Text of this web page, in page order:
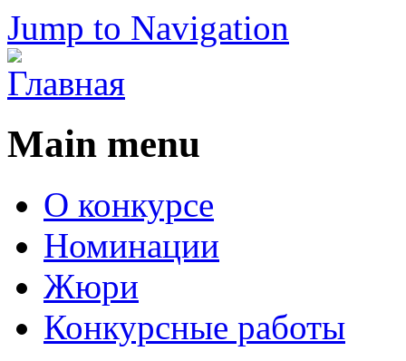
Jump to Navigation
Main menu
О конкурсе
Номинации
Жюри
Конкурсные работы